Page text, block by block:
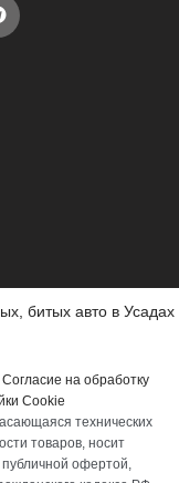
битых авто в Усадах
Согласие на обработку
Cookie
технических
товаров, носит
офертой,